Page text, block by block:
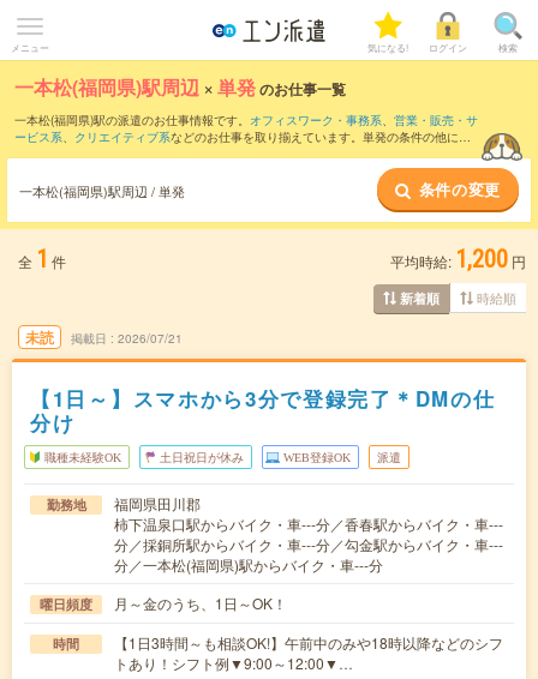
メニュー 気になる! ログイン 検索
一本松(福岡県)駅周辺 ×単発のお仕事一覧
一本松(福岡県)駅の派遣のお仕事情報です。 オフィスワーク・事務系、 営業・販売・サ
ービス系、 クリエイティブ系などのお仕事を取り揃えています。単発の条件の他に、
一本松(福岡県)駅周辺 / 単発 条件の変更
全 1 件 平均時給: 1,200 円
新着順 時給順
未読 掲載日 2026/07/21
【1日～】スマホから3分で登録完了＊DMの仕
分け
職種未経験OK 土日祝日が休み WEB登録OK 派遣
勤務地
福岡県田川郡
柿下温泉口駅からバイク・車---分／香春駅からバイク・車---
分／採銅所駅からバイク・車---分／勾金駅からバイク・車---
分／一本松(福岡県)駅からバイク・車---分
曜日頻度 月～金のうち、1日～OK！
時間
【1日3時間～も相談OK!】午前中のみや18時以降などのシフ
トあり！シフト例▼9:00～12:00▼…